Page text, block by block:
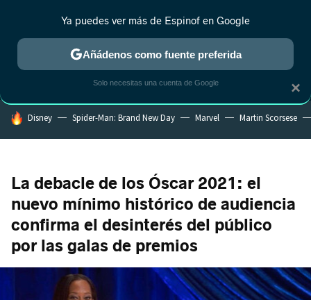
MENÚ NUEVO
ESTRENOS REALITY ANIME RANKINGS CINE
HOY SE HABLA DE
Disney Spider-Man: Brand New Day Marvel Martin Scorsese
La debacle de los Óscar 2021: el
nuevo mínimo histórico de audiencia
confirma el desinterés del público
por las galas de premios
×
Ya puedes ver más de Espinof en Google
Añádenos como fuente preferida
Solo necesitas una cuenta de Google